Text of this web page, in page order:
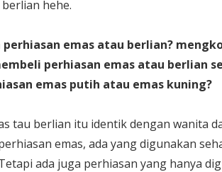
hehe.
emas atau berlian?
perhiasan emas atau berlian
emas putih atau emas kuning?
tau berlian itu identik dengan wanita
emas, ada yang digunakan
ada juga perhiasan yang hanya